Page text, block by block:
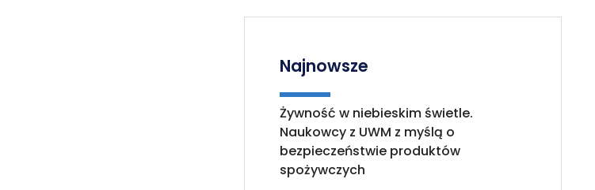
Najnowsze
Żywność w niebieskim świetle.
Naukowcy z UWM z myślą o
bezpieczeństwie produktów
spożywczych